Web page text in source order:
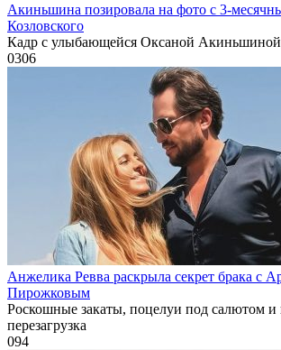
Акиньшина позировала на фото с 3-
Козловского
Кадр с улыбающейся Оксаной
0306
Анжелика Ревва раскрыла секрет брака с
Пирожковым
Роскошные закаты, поцелуи под салютом и
перезагрузка
094